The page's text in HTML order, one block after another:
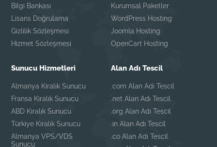
Bilgi Bankası
Lisans Doğrulama
Gizlilik Sözleşmesi
Hizmet Sözleşmesi
Kurumsal Paketler
WordPress Hosting
Joomla Hosting
OpenCart Hosting
Sunucu Hizmetleri
Almanya Kiralık Sunucu
Fransa Kiralık Sunucu
ABD Kiralık Sunucu
Türkiye Kiralık Sunucu
Almanya VPS/VDS
Sunucu
Alan Adı Tescil
.com Alan Adı Tescil
.net Alan Adı Tescil
.org Alan Adı Tescil
.in Alan Adı Tescil
.co Alan Adı Tescil